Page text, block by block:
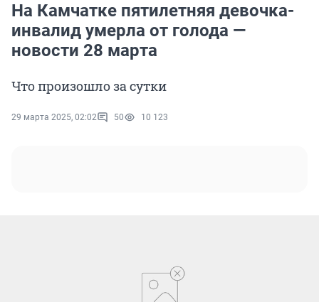
На Камчатке пятилетняя девочка-
инвалид умерла от голода —
новости 28 марта
Что произошло за сутки
29 марта 2025, 02:02 50 10 123